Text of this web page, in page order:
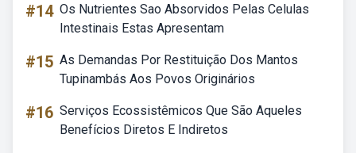
#14 Os Nutrientes Sao Absorvidos Pelas Celulas
Intestinais Estas Apresentam
#15 As Demandas Por Restituição Dos Mantos
Tupinambás Aos Povos Originários
#16 Serviços Ecossistêmicos Que São Aqueles
Benefícios Diretos E Indiretos